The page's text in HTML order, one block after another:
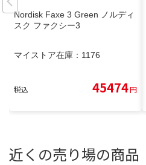
Nordisk Faxe 3 Green ノルディ
スク ファクシー3
マイストア在庫： 1176
税込 45474円
近くの売り場の商品